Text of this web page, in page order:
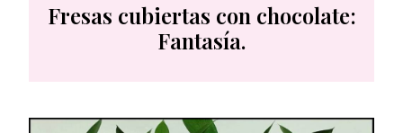
Fresas cubiertas con chocolate:
Fantasía.